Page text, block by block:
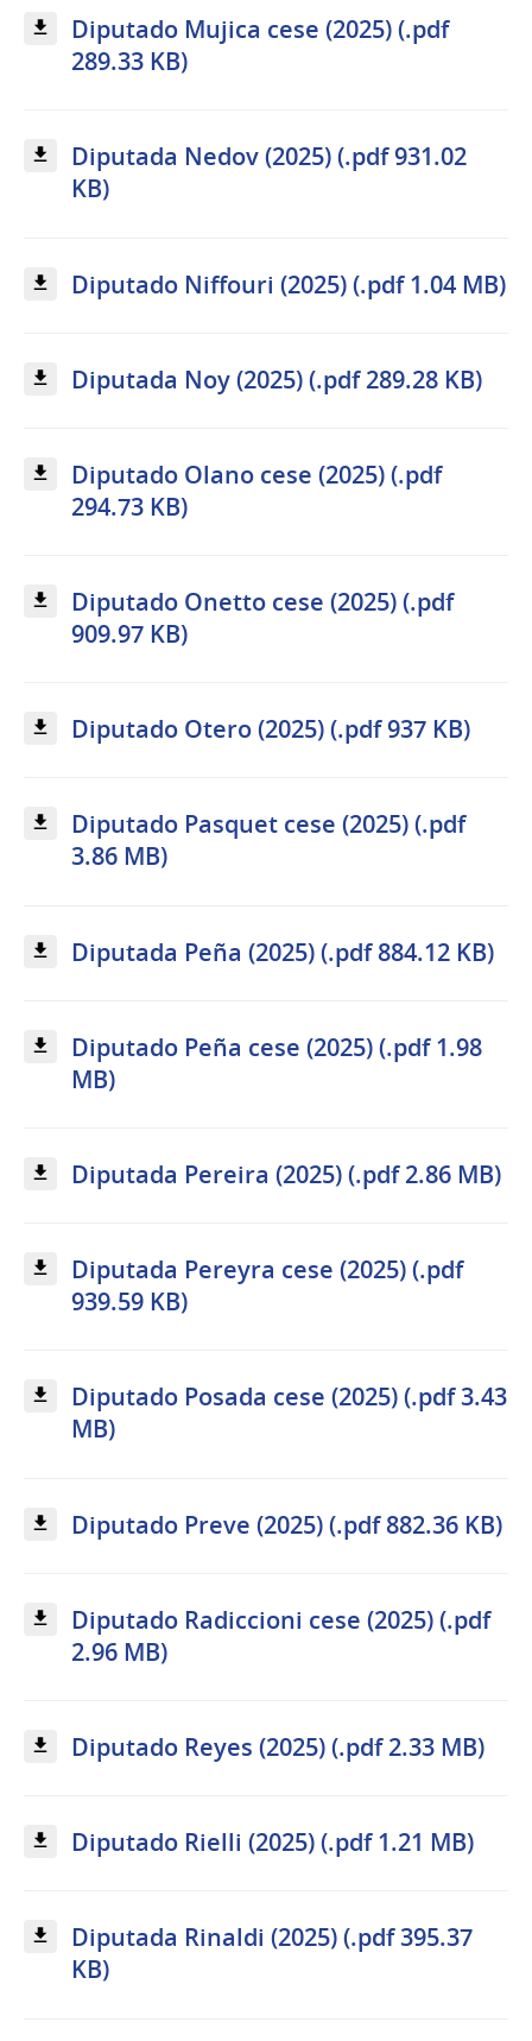
Diputado Mujica cese (2025) (.pdf
289.33 KB)
Diputada Nedov (2025) (.pdf 931.02
KB)
Diputado Niffouri (2025) (.pdf 1.04 MB)
Diputada Noy (2025) (.pdf 289.28 KB)
Diputado Olano cese (2025) (.pdf
294.73 KB)
Diputado Onetto cese (2025) (.pdf
909.97 KB)
Diputado Otero (2025) (.pdf 937 KB)
Diputado Pasquet cese (2025) (.pdf
3.86 MB)
Diputada Peña (2025) (.pdf 884.12 KB)
Diputado Peña cese (2025) (.pdf 1.98
MB)
Diputada Pereira (2025) (.pdf 2.86 MB)
Diputada Pereyra cese (2025) (.pdf
939.59 KB)
Diputado Posada cese (2025) (.pdf 3.43
MB)
Diputado Preve (2025) (.pdf 882.36 KB)
Diputado Radiccioni cese (2025) (.pdf
2.96 MB)
Diputado Reyes (2025) (.pdf 2.33 MB)
Diputado Rielli (2025) (.pdf 1.21 MB)
Diputada Rinaldi (2025) (.pdf 395.37
KB)